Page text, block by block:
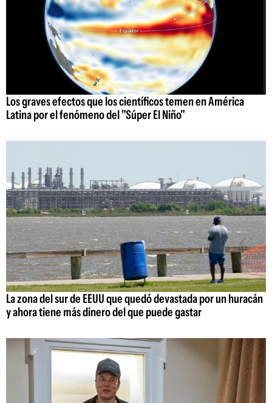
Los graves efectos que los científicos temen en América
Latina por el fenómeno del "Súper El Niño"
La zona del sur de EEUU que quedó devastada por un huracán
y ahora tiene más dinero del que puede gastar